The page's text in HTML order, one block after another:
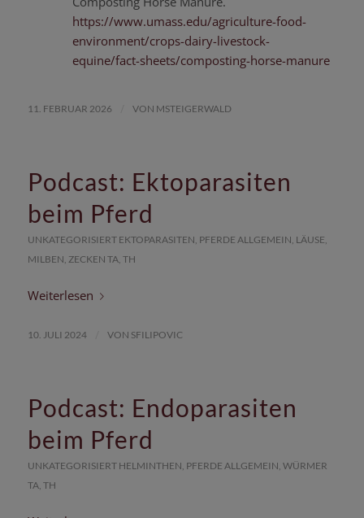
https://www.umass.edu/agriculture-food-
environment/crops-dairy-livestock-
equine/fact-sheets/composting-horse-manure
11. FEBRUAR 2026 VON MSTEIGERWALD
Podcast: Ektoparasiten
beim Pferd
UNKATEGORISIERT EKTOPARASITEN PFERDE ALLGEMEIN LÄUSE
MILBEN ZECKEN TA, TH
Weiterlesen
10. JULI 2024 VON SFILIPOVIC
Podcast: Endoparasiten
beim Pferd
UNKATEGORISIERT HELMINTHEN PFERDE ALLGEMEIN WÜRMER
TA, TH